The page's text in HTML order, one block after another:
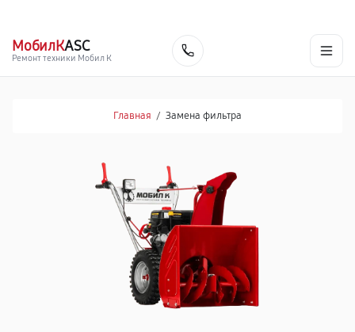
МобилКASC
Ремонт техники Мобил К
Главная / Замена фильтра